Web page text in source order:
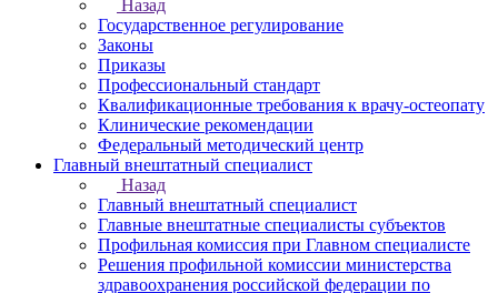
Назад
Государственное регулирование
Законы
Приказы
Профессиональный стандарт
Квалификационные требования к врачу-остеопату
Клинические рекомендации
Федеральный методический центр
Главный внештатный специалист
Назад
Главный внештатный специалист
Главные внештатные специалисты субъектов
Профильная комиссия при Главном специалисте
Решения профильной комиссии министерства
здравоохранения российской федерации по